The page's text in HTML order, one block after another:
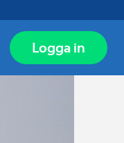
Logga in